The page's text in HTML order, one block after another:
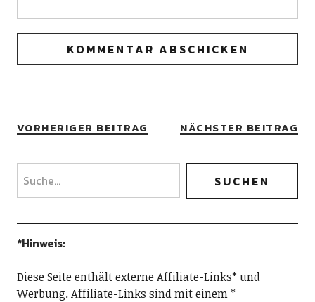
VORHERIGER BEITRAG NÄCHSTER BEITRAG
*Hinweis:
Diese Seite enthält externe Affiliate-Links* und
Werbung. Affiliate-Links sind mit einem *